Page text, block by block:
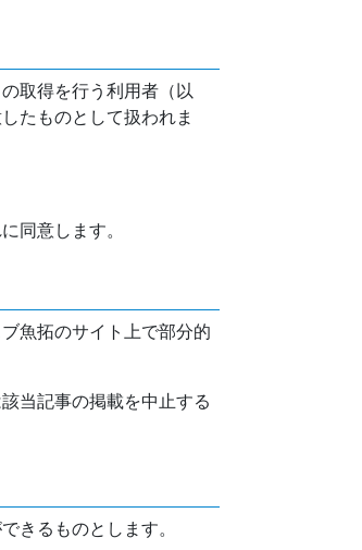
取得を行う利用者（以
たものとして扱われま
同意します。
魚拓のサイト上で部分的
当記事の掲載を中止する
きるものとします。